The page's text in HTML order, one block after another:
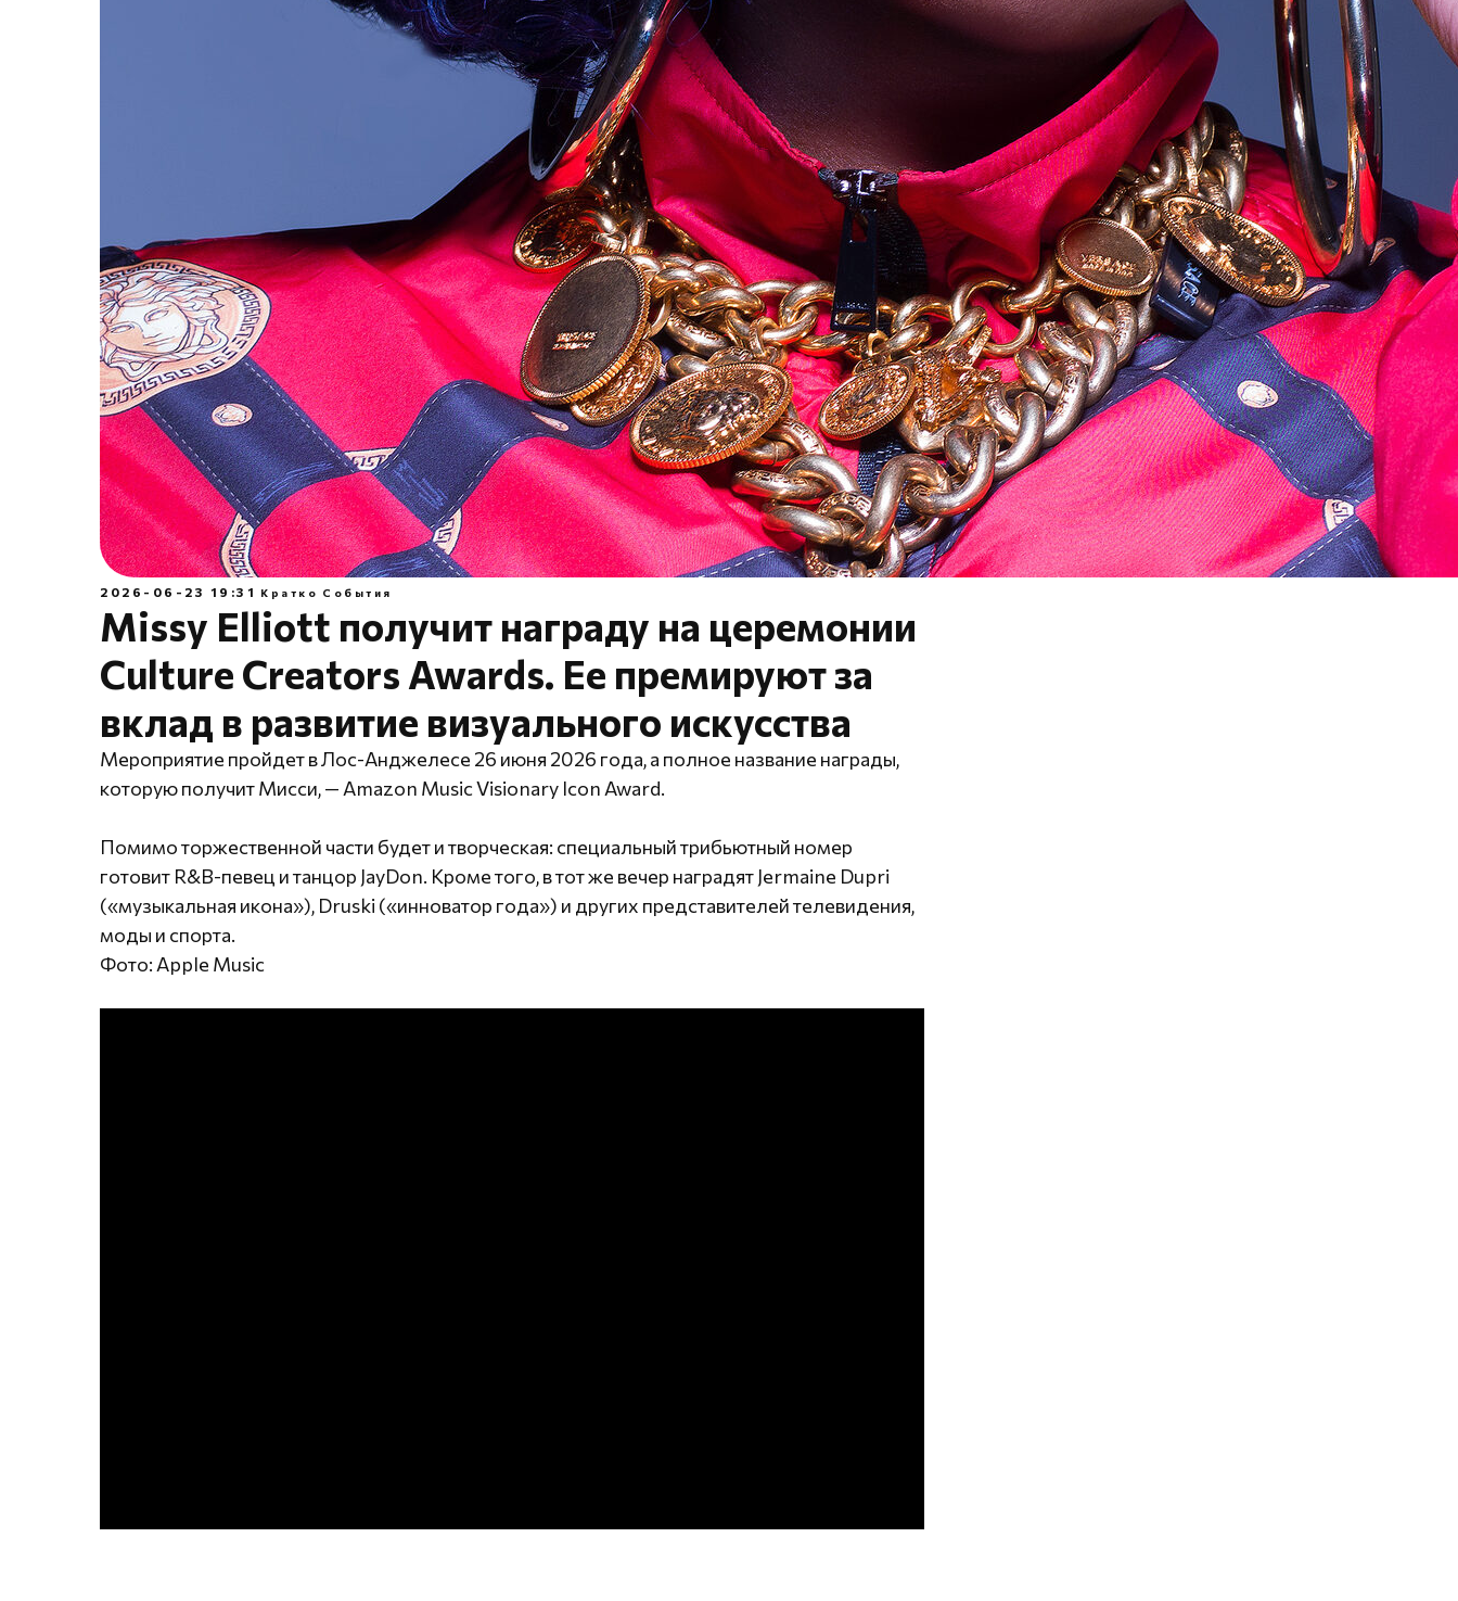
2026-06-23 19:31 Кратко События
Missy Elliott получит награду на церемонии
Culture Creators Awards. Ее премируют за
вклад в развитие визуального искусства
Мероприятие пройдет в Лос-Анджелесе 26 июня 2026 года, а полное название награды,
которую получит Мисси, — Amazon Music Visionary Icon Award.
Помимо торжественной части будет и творческая: специальный трибьютный номер
готовит R&B-певец и танцор JayDon. Кроме того, в тот же вечер наградят Jermaine Dupri
(«музыкальная икона»), Druski («инноватор года») и других представителей телевидения,
моды и спорта.
Фото: Apple Music